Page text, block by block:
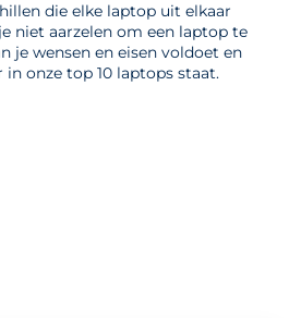
die elke laptop uit elkaar
niet aarzelen om een laptop te
je wensen en eisen voldoet en
onze top 10 laptops staat.